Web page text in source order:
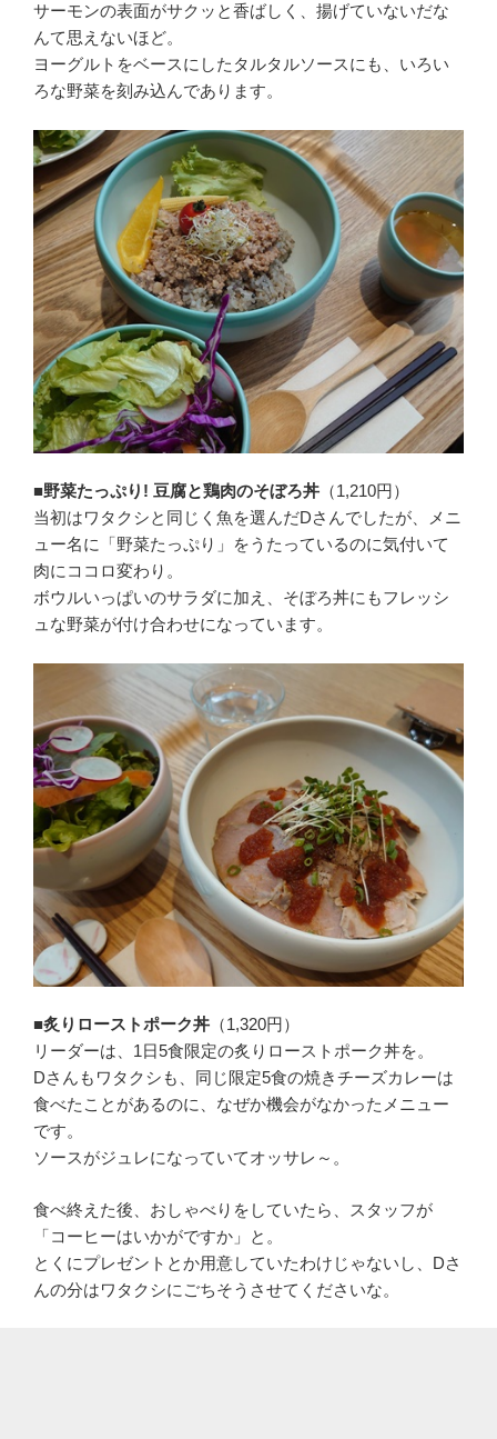
サーモンの表面がサクッと香ばしく、揚げていないだな
んて思えないほど。
ヨーグルトをベースにしたタルタルソースにも、いろい
ろな野菜を刻み込んであります。
■野菜たっぷり! 豆腐と鶏肉のそぼろ丼 （1,210円）
当初はワタクシと同じく魚を選んだDさんでしたが、メニ
ュー名に「野菜たっぷり」をうたっているのに気付いて
肉にココロ変わり。
ボウルいっぱいのサラダに加え、そぼろ丼にもフレッシ
ュな野菜が付け合わせになっています。
■炙りローストポーク丼 （1,320円）
リーダーは、1日5食限定の炙りローストポーク丼を。
Dさんもワタクシも、同じ限定5食の焼きチーズカレーは
食べたことがあるのに、なぜか機会がなかったメニュー
です。
ソースがジュレになっていてオッサレ～。
食べ終えた後、おしゃべりをしていたら、スタッフが
「コーヒーはいかがですか」と。
とくにプレゼントとか用意していたわけじゃないし、Dさ
んの分はワタクシにごちそうさせてくださいな。